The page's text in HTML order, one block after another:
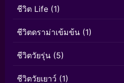
ชีวิต Life (1)
ชีวิตดราม่าเข้มข้น (1)
ชีวิตวัยรุ่น (5)
ชีวิตวัยเยาว์ (1)